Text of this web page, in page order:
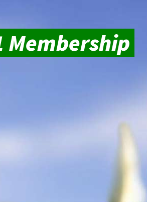
Membership